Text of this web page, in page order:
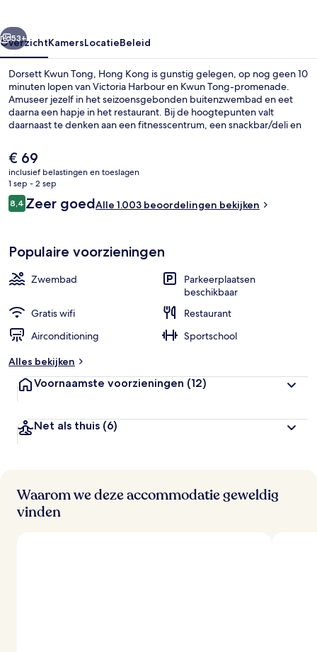
Volgende
53+
OverzichtKamersLocatieBeleid
Dorsett Kwun Tong, Hong Kong is gunstig gelegen, op nog geen 10
minuten lopen van Victoria Harbour en Kwun Tong-promenade.
Amuseer jezelf in het seizoensgebonden buitenzwembad en eet
daarna een hapje in het restaurant. Bij de hoogtepunten valt
daarnaast te denken aan een fitnesscentrum, een snackbar/deli en
De
huidige
prijs
is
€ 69
€ 69
inclusief belastingen en toeslagen
1 sep - 2 sep
Beoordelingen
8,48,4 op 10 –
Zeer goedAlle 1.003 beoordelingen bekijken
Populaire voorzieningen
Zwembad
Parkeerplaatsen
beschikbaar
Gratis wifi
Restaurant
Airconditioning
Sportschool
Alles bekijken
Voornaamste voorzieningen (12)
Net als thuis (6)
Waarom we deze accommodatie geweldig
vinden